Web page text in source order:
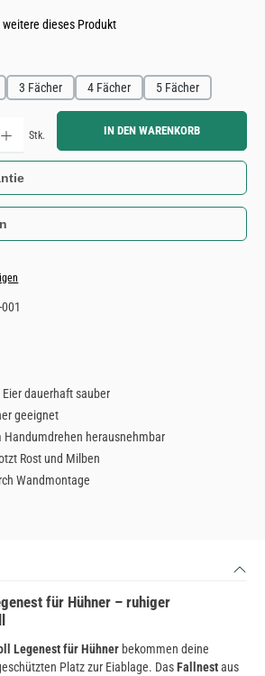
weitere dieses Produkt
3 Fächer 4 Fächer 5 Fächer
Wert ein oder benutze die Schaltflächen um die Anzahl zu
Stk. IN DEN WARENKORB
dauerhaft sauber
geeignet
Handumdrehen herausnehmbar
Rost und Milben
Wandmontage
für Hühner – ruhiger
Legenest für Hühner bekommen deine
Platz zur Eiablage. DasFallnestaus